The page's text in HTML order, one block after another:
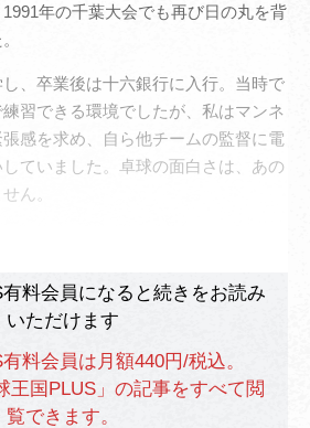
年の千葉大会でも再び日の丸を背
、卒業後は十六銀行に入行。当時で
習できる環境でしたが、私はマンネ
感を求め、自ら他チームの監督に電
ていました。卓球の面白さは、あの
ん。
料会員になると続きをお読み
いただけます
料会員は月額440円/税込。
王国PLUS」の記事をすべて閲
覧できます。